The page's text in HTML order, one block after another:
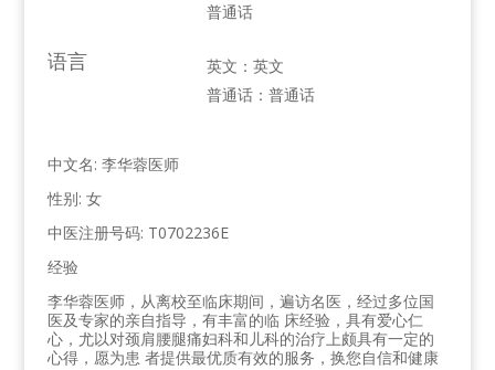
普通话
语言
英文：英文
普通话：普通话
中文名: 李华蓉医师
性别: 女
中医注册号码: T0702236E
经验
李华蓉医师，从离校至临床期间，遍访名医，经过多位国
医及专家的亲自指导，有丰富的临 床经验，具有爱心仁
心，尤以对颈肩腰腿痛妇科和儿科的治疗上颇具有一定的
心得，愿为患 者提供最优质有效的服务，换您自信和健康